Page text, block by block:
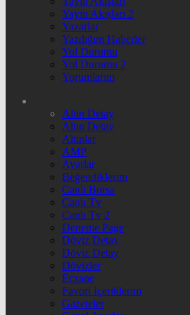
Yayın Akışları 2
Yazarlar
Yazdığım Haberler
Yol Durumu
Yol Durumu 2
Yorumlarım
Altın Detay
Altın Detay
Altınlar
AMP
Ayarlar
Beğendiklerim
Canlı Borsa
Canlı Tv
Canlı Tv 2
Deneme Page
Döviz Detay
Döviz Detay
Dövizler
Eczane
Favori İçeriklerim
Gazeteler